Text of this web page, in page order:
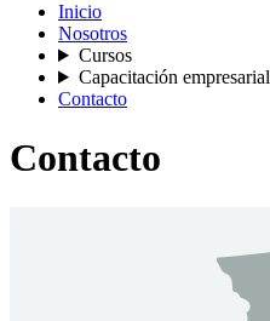
Inicio
Nosotros
Cursos
Capacitación empresarial
Contacto
Contacto